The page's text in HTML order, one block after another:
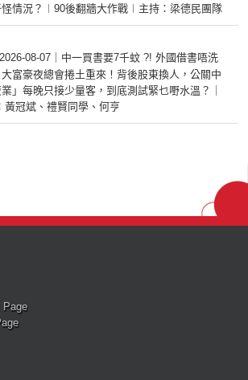
情況？︱90後翻牆大作戰︱主持：梁德民團隊
08-07｜中一買書要7千蚊 ?! 外國借書唔洗
富豪夜總會捲土重來！背後股東換人，公關中
」每晚只接少量客，到底測試緊乜嘢水溫？｜
黃冠斌、禮賢同學、何亨
Page